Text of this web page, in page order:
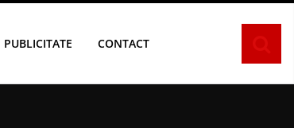
PUBLICITATE CONTACT